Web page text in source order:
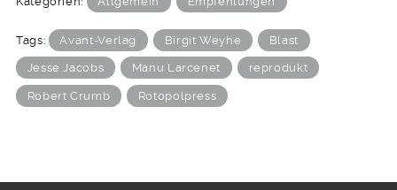
Tags: Avant-Verlag Birgit Weyhe Blast
Jesse Jacobs Manu Larcenet reprodukt
Robert Crumb Rotopolpress